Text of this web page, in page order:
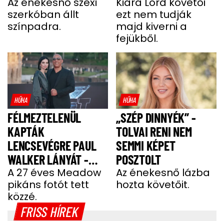
szerkóban állt
színpadra.
ezt nem tudják
majd kiverni a
fejükből.
HŰHA
FÉLMEZTELENÜL
KAPTÁK
LENCSEVÉGRE PAUL
WALKER LÁNYÁT -
FOTÓ
A 27 éves Meadow
pikáns fotót tett
közzé.
HŰHA
„SZÉP DINNYÉK” -
TOLVAI RENI NEM
SEMMI KÉPET
POSZTOLT
Az énekesnő lázba
hozta követőit.
FRISS HÍREK